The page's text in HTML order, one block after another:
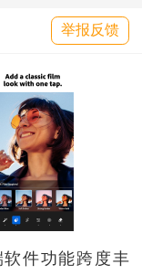
举报反馈
件功能跨度丰